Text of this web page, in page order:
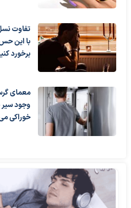
تفاوت
با این
برخورد
معمای
وجود
خوراکی